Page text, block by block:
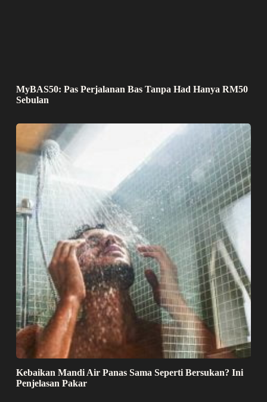
MyBAS50: Pas Perjalanan Bas Tanpa Had Hanya RM50
Sebulan
Kebaikan Mandi Air Panas Sama Seperti Bersukan? Ini
Penjelasan Pakar